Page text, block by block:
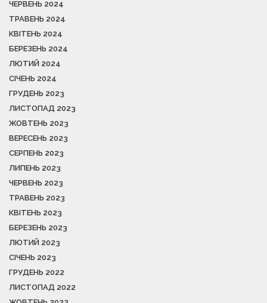
ЧЕРВЕНЬ 2024
ТРАВЕНЬ 2024
КВІТЕНЬ 2024
БЕРЕЗЕНЬ 2024
ЛЮТИЙ 2024
СІЧЕНЬ 2024
ГРУДЕНЬ 2023
ЛИСТОПАД 2023
ЖОВТЕНЬ 2023
ВЕРЕСЕНЬ 2023
СЕРПЕНЬ 2023
ЛИПЕНЬ 2023
ЧЕРВЕНЬ 2023
ТРАВЕНЬ 2023
КВІТЕНЬ 2023
БЕРЕЗЕНЬ 2023
ЛЮТИЙ 2023
СІЧЕНЬ 2023
ГРУДЕНЬ 2022
ЛИСТОПАД 2022